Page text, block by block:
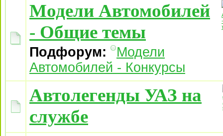
Модели Автомобилей
- Общие темы
Подфорум:
Модели
Автомобилей - Конкурсы
Автолегенды УАЗ на
службе